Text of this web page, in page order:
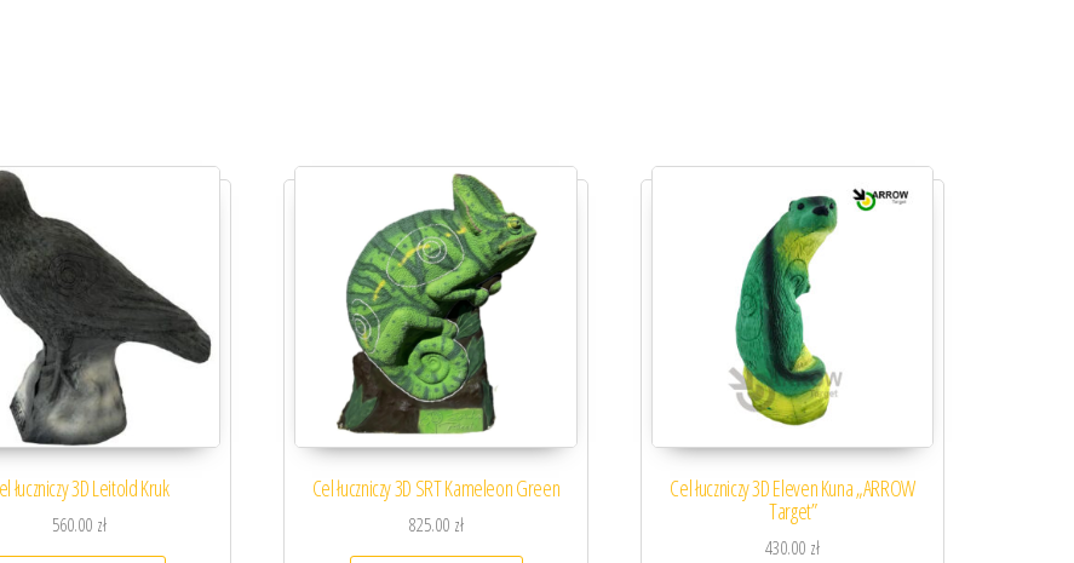
łuczniczy 3D Leitold Kruk
560.00 zł
Cel łuczniczy 3D SRT Kameleon Green
825.00 zł
Cel łuczniczy 3D Eleven Kuna „ARROW
Target”
430.00 zł